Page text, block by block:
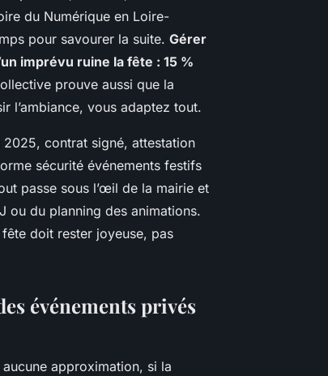
du Numérique en Loire-
pour savourer la suite. Gérer
imprévu ruine la fête : 15 %
prouve aussi que la
l’ambiance, vous adaptez tout.
2025, contrat signé, attestation
sécurité événements festifs
passe sous l’œil de la mairie et
ou du planning des animations.
doit rester joyeuse, pas
événements privés
approximation, si la